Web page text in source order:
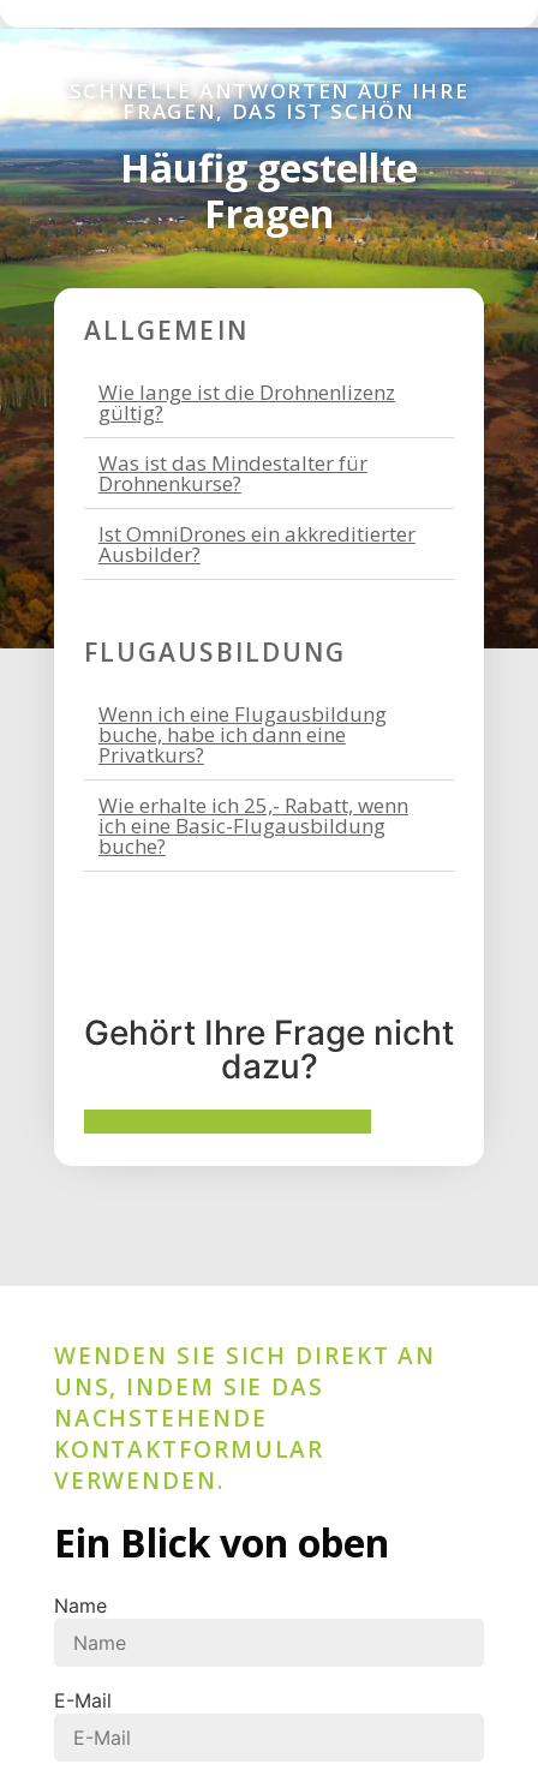
SCHNELLE ANTWORTEN AUF IHRE
FRAGEN, DAS IST SCHÖN
Häufig gestellte
Fragen
ALLGEMEIN
Wie lange ist die Drohnenlizenz
gültig?
Was ist das Mindestalter für
Drohnenkurse?
Ist OmniDrones ein akkreditierter
Ausbilder?
FLUGAUSBILDUNG
Wenn ich eine Flugausbildung
buche, habe ich dann eine
Privatkurs?
Wie erhalte ich 25,- Rabatt, wenn
ich eine Basic-Flugausbildung
buche?
Gehört Ihre Frage nicht
dazu?
WENDEN SIE SICH DIREKT AN
UNS, INDEM SIE DAS
NACHSTEHENDE
KONTAKTFORMULAR
VERWENDEN.
Ein Blick von oben
Name
E-Mail